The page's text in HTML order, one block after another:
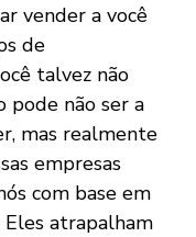
vender a você
de
talvez não
pode não ser a
mas realmente
empresas
com base em
atrapalham